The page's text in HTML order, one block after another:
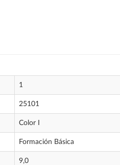
1
25101
Color I
Formación Básica
9,0